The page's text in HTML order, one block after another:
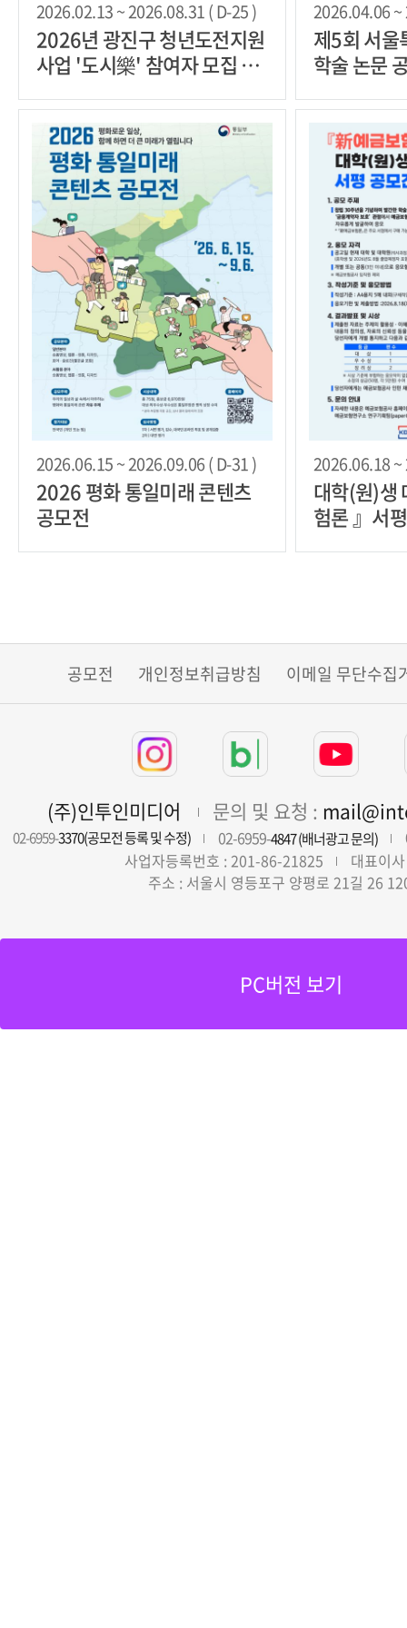
2026.02.13 ~ 2026.08.31 ( D-25 )
2026년 광진구 청년도전지원
사업 '도시樂' 참여자 모집 안
2026.04.06 ~
제5회 서울
학술 논문
2026.06.15 ~ 2026.09.06 ( D-31 )
2026 평화 통일미래 콘텐츠
공모전
2026.06.18 ~
대학(원)생
험론 』서
공모전 개인정보취급방침 이메일 무단수집
(주)인투인미디어 문의 및 요청 :
02-6959-3370(공모전 등록 및 수정) 02-6959-4847 (배너광고 문의)
사업자등록번호 : 201-86-21825
대표이
주소 : 서울시 영등포구 양평로 21길 26
PC버전 보기